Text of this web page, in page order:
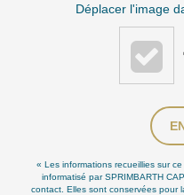
Déplacer l'image
« Les informations recueillies sur
informatisé par SPRIMBARTH
contact. Elles sont conservées pour